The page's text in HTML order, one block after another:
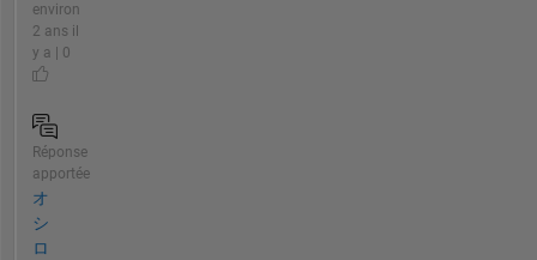
environ
2 ans il
y a | 0
Réponse
apportée
オ
シ
ロ